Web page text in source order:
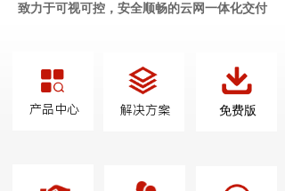
致力于可视可控，安全顺畅的云网一体化交付
免费版
解决方案
产品中心